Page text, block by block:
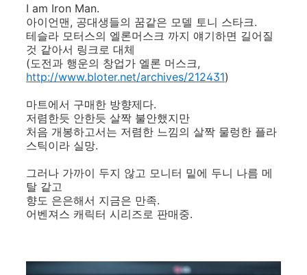
I am Iron Man.
아이언맨, 공대생들의 꿈같은 모델 토니 스타크.
테슬라 모터스의 엘론머스크 까지 얘기하면 길어질
것 같아서 링크로 대체
(도전과 행운의 창업가 엘론 머스크,
http://www.bloter.net/archives/212431)
마트에서 구매한 방향제다.
저렴한듯 안한듯 살짝 불안했지만
처음 개봉하고서는 저렴한 느낌의 살짝 물렁한 플라
스틱이라 실망.
그러나 가까이 두지 않고 모니터 밑에 두니 나름 메
탈 같고
향도 은은해서 지금은 만족.
어벤져스 캐릭터 시리즈로 판매중.